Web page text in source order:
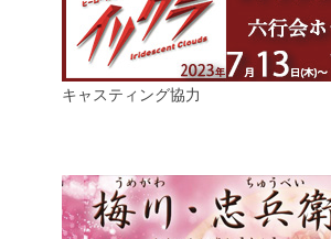
キャスティング協力